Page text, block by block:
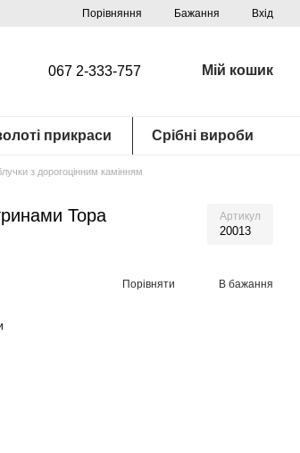
Порівняння Бажання Вхід
067 2-333-757 Мій кошик
прикраси Срібні вироби
з дорогоцінним камінням
Тора Артикул
20013
Порівняти В бажання